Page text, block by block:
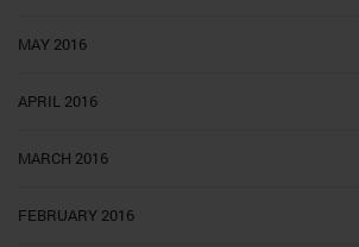
MAY 2016
APRIL 2016
MARCH 2016
FEBRUARY 2016